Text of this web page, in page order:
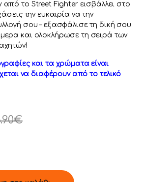
από το Street Fighter εισβάλλει στο
την ευκαιρία να την
σου – εξασφάλισε τη δική σου
και ολοκλήρωσε τη σειρά των
και τα χρώματα είναι
να διαφέρουν από το τελικό
€
Fighter - Cammy #1260 quantity